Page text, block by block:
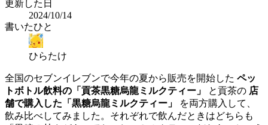
更新した日
2024/10/14
書いたひと
ひらたけ
全国のセブンイレブンで今年の夏から販売を開始した ペッ
トボトル飲料の「貢茶黒糖烏龍ミルクティー」
と貢茶の 店
舗で購入した「黒糖烏龍ミルクティー」
を両方購入して、
飲み比べしてみました。それぞれで飲んだときはどちらも